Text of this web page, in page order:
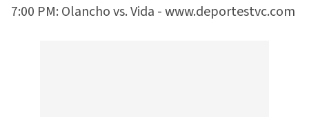
7:00 PM: Olancho vs. Vida - www.deportestvc.com